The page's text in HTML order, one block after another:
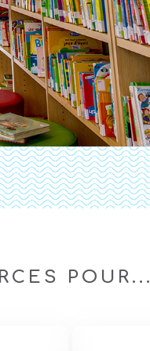
POUR...